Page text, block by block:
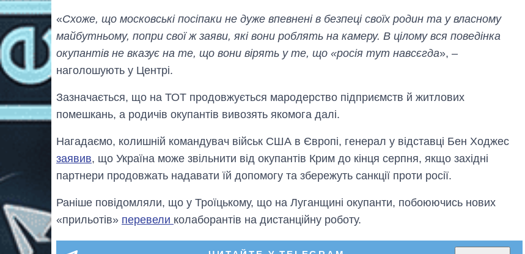
«Схоже, що московські посіпаки не дуже впевнені в безпеці своїх родин та у власному
майбутньому, попри свої ж заяви, які вони роблять на камеру. В цілому вся поведінка
окупантів не вказує на те, що вони вірять у те, що «росія тут навсєгда», –
наголошують у Центрі.
Зазначається, що на ТОТ продовжується мародерство підприємств й житлових
помешкань, а родичів окупантів вивозять якомога далі.
Нагадаємо, колишній командувач військ США в Європі, генерал у відставці Бен Ходжес
заявив, що Україна може звільнити від окупантів Крим до кінця серпня, якщо західні
партнери продовжать надавати їй допомогу та збережуть санкції проти росії.
Раніше повідомляли, що у Троїцькому, що на Луганщині окупанти, побоюючись нових
«прильотів» перевели колаборантів на дистанційну роботу.
ударів по Україні
головною ціллю